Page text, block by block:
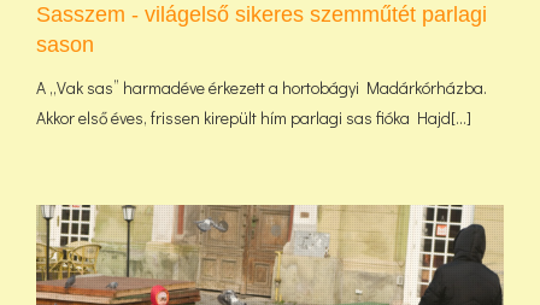
Sasszem - világelső sikeres szemműtét parlagi
sason
A „Vak sas” harmadéve érkezett a hortobágyi Madárkórházba.
Akkor első éves, frissen kirepült hím parlagi sas fióka Hajd[...]